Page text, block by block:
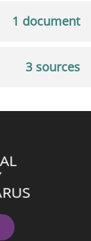
1 document
3 sources